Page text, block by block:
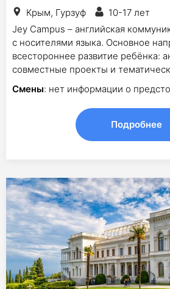
Крым, Гурзуф
10-17 лет
Jey Campus – английская
с носителями языка. Основное
всестороннее развитие ребёнка:
совместные проекты и
Смены: нет информации о
Подробнее